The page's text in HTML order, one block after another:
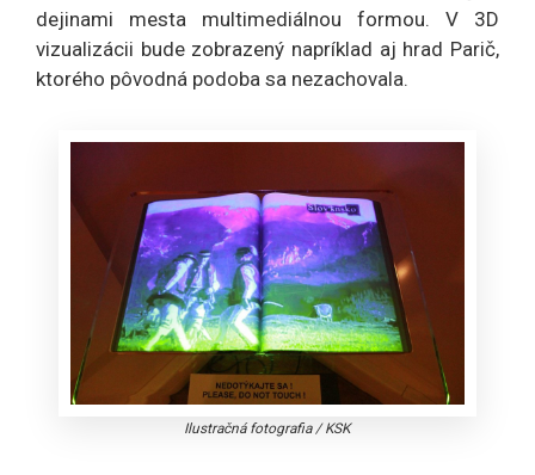
dejinami mesta multimediálnou formou. V 3D
vizualizácii bude zobrazený napríklad aj hrad Parič,
ktorého pôvodná podoba sa nezachovala.
Ilustračná fotografia/KSK